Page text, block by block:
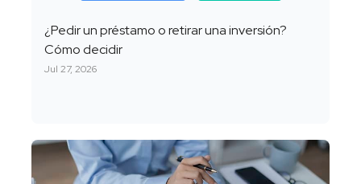
¿Pedir un préstamo o retirar una inversión?
Cómo decidir
Jul 27, 2026